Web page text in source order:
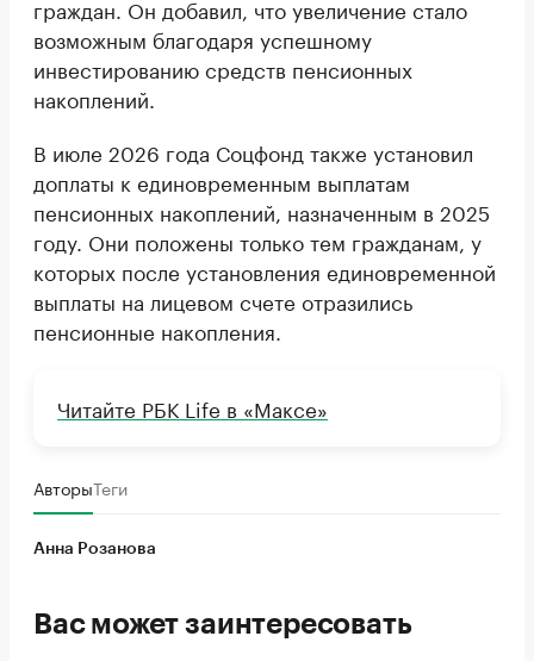
граждан. Он добавил, что увеличение стало
возможным благодаря успешному
инвестированию средств пенсионных
накоплений.
В июле 2026 года Соцфонд также установил
доплаты к единовременным выплатам
пенсионных накоплений, назначенным в 2025
году. Они положены только тем гражданам, у
которых после установления единовременной
выплаты на лицевом счете отразились
пенсионные накопления.
Читайте РБК Life в «Максе»
АвторыТеги
Анна Розанова
Вас может заинтересовать